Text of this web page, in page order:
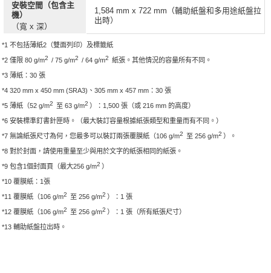
安裝空間（包含主
機）
（寬 x 深）
1,584 mm x 722 mm（輔助紙盤和多用途紙盤拉
出時）
*1 不包括薄紙2（雙面列印）及標籤紙
*2 僅限 80 g/m2 / 75 g/m2 / 64 g/m2 紙張。其他情況的容量所有不同。
*3 薄紙：30 張
*4 320 mm x 450 mm (SRA3)、305 mm x 457 mm：30 張
*5 薄紙（52 g/m2 至 63 g/m2 ）：1,500 張（或 216 mm 的高度）
*6 安裝標準釘書針匣時。（最大裝訂容量根據紙張類型和重量而有不同。）
*7 無論紙張尺寸為何，您最多可以裝訂兩張覆膜紙（106 g/m2 至 256 g/m2 ）。
*8 對於封面，請使用重量至少與用於文字的紙張相同的紙張。
*9 包含1個封面頁（最大256 g/m2 ）
*10 覆膜紙：1張
*11 覆膜紙（106 g/m2 至 256 g/m2 ）：1 張
*12 覆膜紙（106 g/m2 至 256 g/m2 ）：1 張（所有紙張尺寸）
*13 輔助紙盤拉出時。